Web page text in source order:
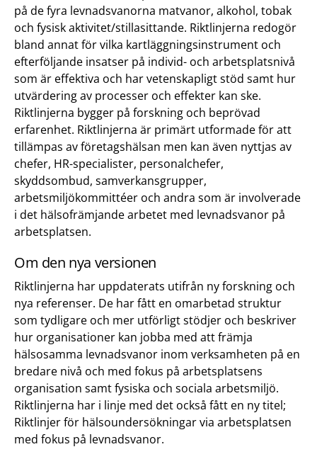
på de fyra levnadsvanorna matvanor, alkohol, tobak
och fysisk aktivitet/stillasittande. Riktlinjerna redogör
bland annat för vilka kartläggningsinstrument och
efterföljande insatser på individ- och arbetsplatsnivå
som är effektiva och har vetenskapligt stöd samt hur
utvärdering av processer och effekter kan ske.
Riktlinjerna bygger på forskning och beprövad
erfarenhet. Riktlinjerna är primärt utformade för att
tillämpas av företagshälsan men kan även nyttjas av
chefer, HR-specialister, personalchefer,
skyddsombud, samverkansgrupper,
arbetsmiljökommittéer och andra som är involverade
i det hälsofrämjande arbetet med levnadsvanor på
arbetsplatsen.
Om den nya versionen
Riktlinjerna har uppdaterats utifrån ny forskning och
nya referenser. De har fått en omarbetad struktur
som tydligare och mer utförligt stödjer och beskriver
hur organisationer kan jobba med att främja
hälsosamma levnadsvanor inom verksamheten på en
bredare nivå och med fokus på arbetsplatsens
organisation samt fysiska och sociala arbetsmiljö.
Riktlinjerna har i linje med det också fått en ny titel;
Riktlinjer för hälsoundersökningar via arbetsplatsen
med fokus på levnadsvanor.